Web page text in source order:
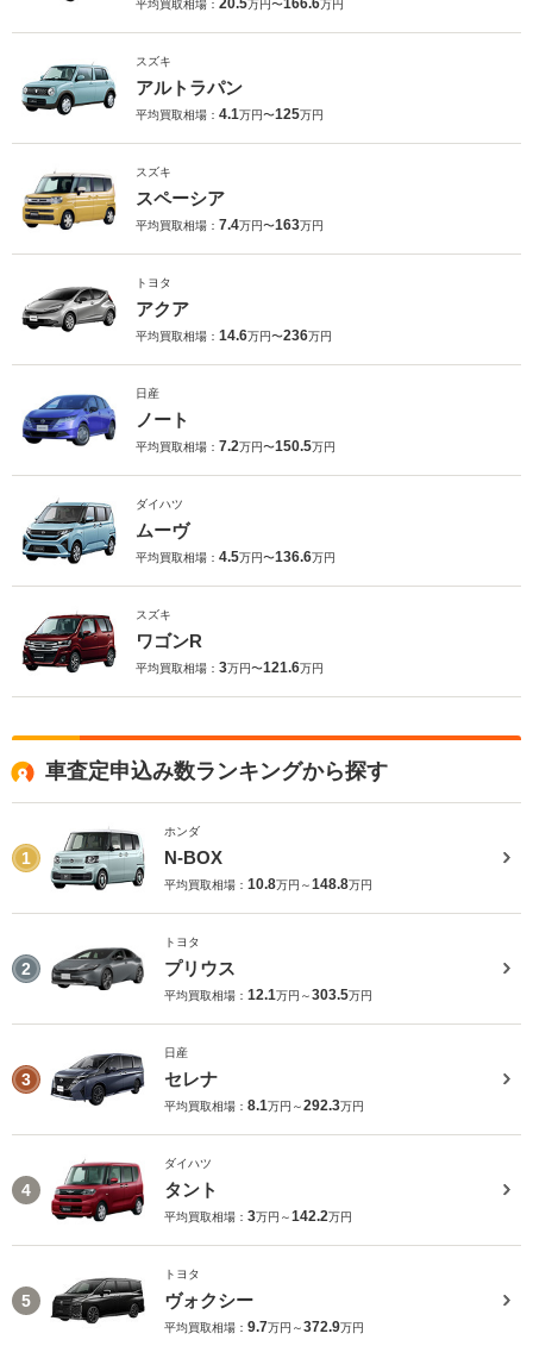
平均買取相場： 20.5万円〜166.6万円
スズキ
アルトラパン
平均買取相場： 4.1万円〜125万円
スズキ
スペーシア
平均買取相場： 7.4万円〜163万円
トヨタ
アクア
平均買取相場： 14.6万円〜236万円
日産
ノート
平均買取相場： 7.2万円〜150.5万円
ダイハツ
ムーヴ
平均買取相場： 4.5万円〜136.6万円
スズキ
ワゴンR
平均買取相場： 3万円〜121.6万円
車査定申込み数ランキングから探す
1
ホンダ
N-BOX
平均買取相場： 10.8万円～148.8万円
2
トヨタ
プリウス
平均買取相場： 12.1万円～303.5万円
3
日産
セレナ
平均買取相場： 8.1万円～292.3万円
4
ダイハツ
タント
平均買取相場： 3万円～142.2万円
5
トヨタ
ヴォクシー
平均買取相場： 9.7万円～372.9万円